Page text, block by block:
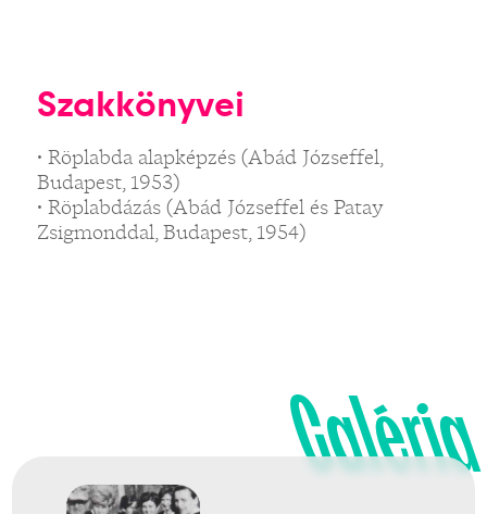
Szakkönyvei
• Röplabda alapképzés (Abád Józseffel,
Budapest, 1953)
• Röplabdázás (Abád Józseffel és Patay
Zsigmonddal, Budapest, 1954)
Galéria